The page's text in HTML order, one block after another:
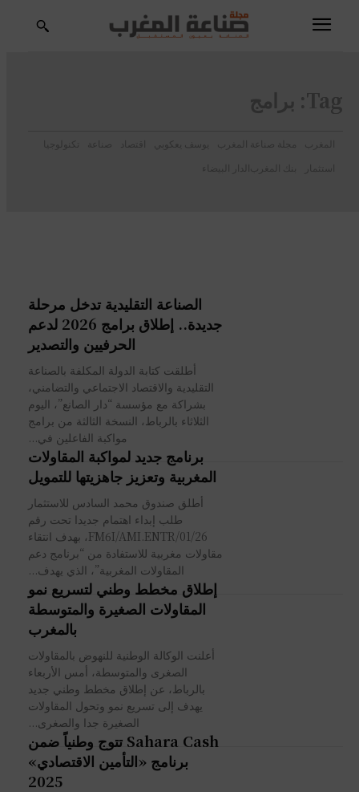
Tag: برامج
المغرب مجلة صناعة المغرب يوسف يعكوبي اقتصاد صناعة
تكنولوجيا
استثمار
بنك المغرب الدار البيضاء
الصناعة التقليدية تدخل مرحلة
جديدة.. إطلاق برامج 2026 لدعم
الحرفيين والتصدير
أطلقت كتابة الدولة المكلفة بالصناعة
التقليدية والاقتصاد الاجتماعي والتضامني،
بشراكة مع مؤسسة “دار الصانع”، اليوم
الثلاثاء بالرباط، النسخة الثالثة من برامج
مواكبة الفاعلين في...
برنامج جديد لمواكبة المقاولات
المغربية وتعزيز جاهزيتها للتمويل
أطلق صندوق محمد السادس للاستثمار
طلب إبداء اهتمام جديدا تحت رقم
01/26/FM6I/AMI.ENTR، بهدف انتقاء
مقاولات مغربية للاستفادة من “برنامج دعم
المقاولات المغربية”، الذي يهدف...
إطلاق مخطط وطني لتسريع نمو
المقاولات الصغيرة والمتوسطة
بالمغرب
أعلنت الوكالة الوطنية للنهوض بالمقاولات
الصغرى والمتوسطة، أمس الأربعاء
بالرباط، عن إطلاق مخطط وطني جديد
يهدف إلى تسريع نمو وتحول المقاولات
الصغيرة جدا والصغرى...
Sahara Cash تتوج وطنياً ضمن
برنامج «التأمين الاقتصادي»
2025